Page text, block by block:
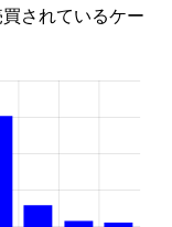
されているケー